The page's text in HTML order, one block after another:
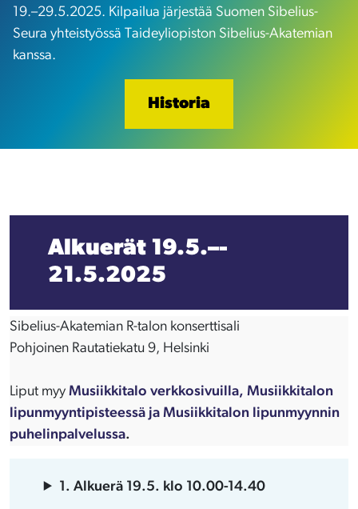
19.–29.5.2025. Kilpailua järjestää Suomen Sibelius-
Seura yhteistyössä Taideyliopiston Sibelius-Akatemian
kanssa.
Historia
Alkuerät19.5.­­­­­­–­­­­
21.5.2025
Sibelius-Akatemian R-talon konserttisali
Pohjoinen Rautatiekatu 9, Helsinki
Liput myy Musiikkitalo verkkosivuilla, Musiikkitalon
lipunmyyntipisteessä ja Musiikkitalon lipunmyynnin
puhelinpalvelussa.
1. Alkuerä 19.5. klo 10.00-14.40